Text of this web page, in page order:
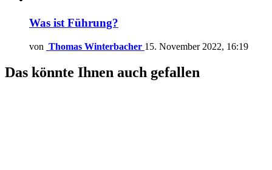
Was ist Führung?
von Thomas Winterbacher 15. November 2022, 16:19
Das könnte Ihnen auch gefallen